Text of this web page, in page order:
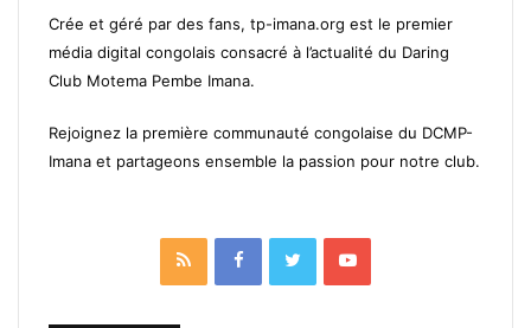
Crée et géré par des fans, tp-imana.org est le premier
média digital congolais consacré à l’actualité du Daring
Club Motema Pembe Imana.
Rejoignez la première communauté congolaise du DCMP-
Imana et partageons ensemble la passion pour notre club.
RSS FacebookTwitterYouTube